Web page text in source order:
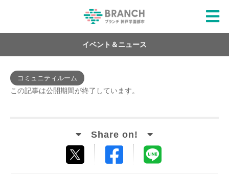
イベント＆ニュース
コミュニティルーム
この記事は公開期間が終了しています。
Facebook